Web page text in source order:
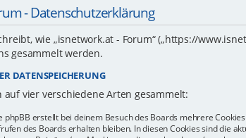
- Datenschutzerklärung
wie „isnetwork.at - Forum“ („https://
gesammelt werden.
DATENSPEICHERUNG
auf vier verschiedene Arten gesammelt:
phpBB erstellt bei deinem Besuch des Boards mehrere
des Boards erhalten bleiben. In diesen Cookies sind die